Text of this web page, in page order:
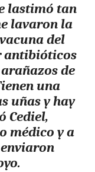
lastimó tan
lavaron la
del
antibióticos
de
una
uñas y hay
Cediel,
médico y a